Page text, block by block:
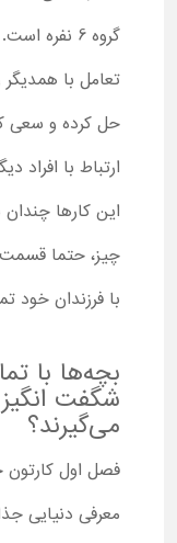
گروه 6
تعامل با
حل کرده و سعی
ارتباط با افراد
این کارها
با فرزندان خود
بچه‌ها با
می‌گیرند؟
فصل اول کارتون
معرفی دنیایی